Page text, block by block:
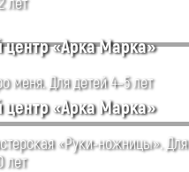
центр «Арка Марка»
меня. Для детей 4–5 лет
центр «Арка Марка»
«Руки-ножницы». Для
лет